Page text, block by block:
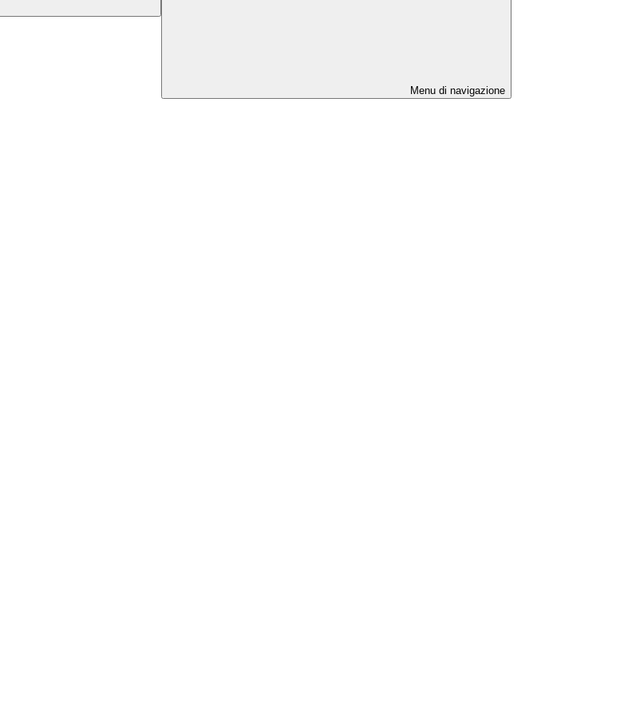
Menu di navigazione